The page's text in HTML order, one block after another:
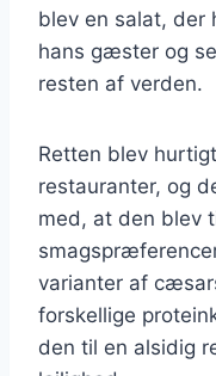
blev en salat,
hans gæster og
resten af verden.
Retten blev
restauranter, og
med, at den blev
varianter af
forskellige
den til en alsidig